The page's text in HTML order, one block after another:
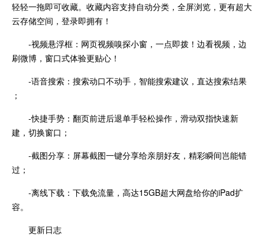
轻轻一拖即可收藏。收藏内容支持自动分类，全屏浏览，更有超大
云存储空间，登录即拥有！
-视频悬浮框：网页视频嗅探小窗，一点即拨！边看视频，边
刷微博，窗口式体验更贴心！
-语音搜索：搜索动口不动手，智能搜索建议，直达搜索结果
；
-快捷手势：翻页前进后退单手轻松操作，滑动双指快速新
建，切换窗口；
-截图分享：屏幕截图一键分享给亲朋好友，精彩瞬间岂能错
过；
-离线下载：下载免流量，高达15GB超大网盘给你的iPad扩
容。
更新日志